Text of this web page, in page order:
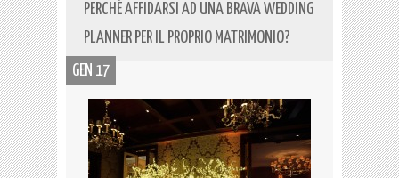
PERCHÉ AFFIDARSI AD UNA BRAVA WEDDING
PLANNER PER IL PROPRIO MATRIMONIO?
GEN 17